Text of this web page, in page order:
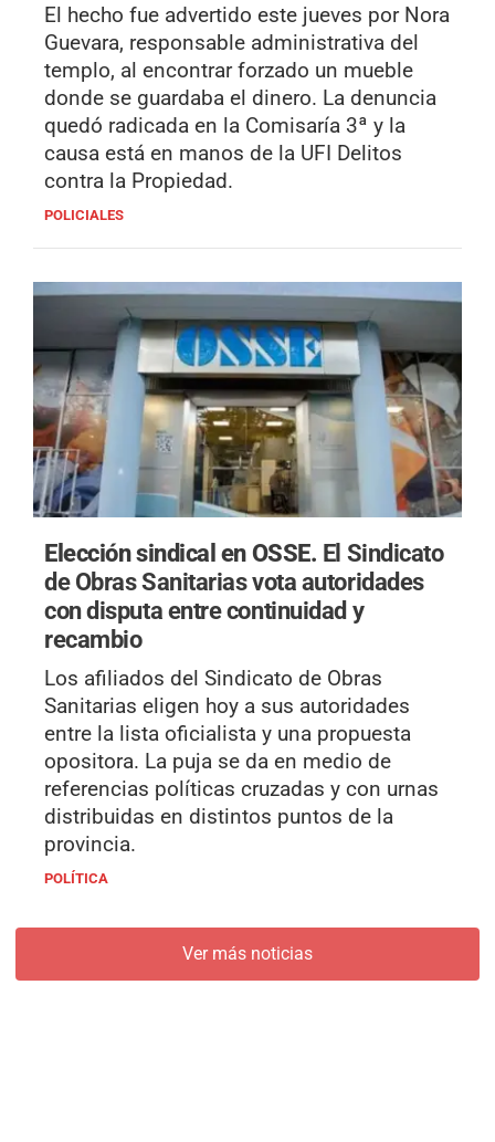
El hecho fue advertido este jueves por Nora
Guevara, responsable administrativa del
templo, al encontrar forzado un mueble
donde se guardaba el dinero. La denuncia
quedó radicada en la Comisaría 3ª y la
causa está en manos de la UFI Delitos
contra la Propiedad.
POLICIALES
Elección sindical en OSSE. El Sindicato
de Obras Sanitarias vota autoridades
con disputa entre continuidad y
recambio
Los afiliados del Sindicato de Obras
Sanitarias eligen hoy a sus autoridades
entre la lista oficialista y una propuesta
opositora. La puja se da en medio de
referencias políticas cruzadas y con urnas
distribuidas en distintos puntos de la
provincia.
POLÍTICA
Ver más noticias